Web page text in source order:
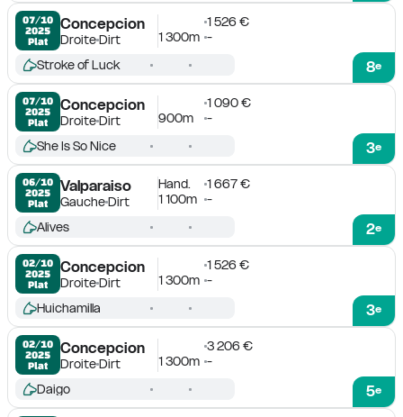
07/10
2025
Plat
Concepcion
DroiteDirt
1 526 €
1 300m -
8e
Stroke of Luck
07/10
2025
Plat
Concepcion
DroiteDirt
1 090 €
900m
-
3e
She Is So Nice
06/10
2025
Plat
Valparaiso
GaucheDirt
Hand.
1 667 €
1 100m
-
2e
Alives
02/10
2025
Plat
Concepcion
DroiteDirt
1 526 €
1 300m -
3e
Huichamilla
02/10
2025
Plat
Concepcion
DroiteDirt
3 206 €
1 300m -
5e
Daigo